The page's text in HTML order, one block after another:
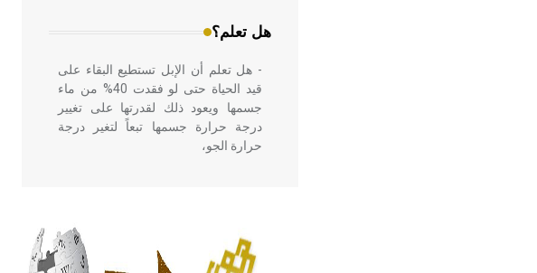
هل تعلم؟
- هل تعلم أن الإبل تستطيع البقاء على
قيد الحياة حتى لو فقدت 40% من ماء
جسمها ويعود ذلك لقدرتها على تغيير
درجة حرارة جسمها تبعاً لتغير درجة
حرارة الجو،
أربعة مؤلفات هي: الحكم، الأدلة، تنظيم
التغذية، ورسالته في جروح الرأس.
ويعود له الفضل بأنه حرر الطب من